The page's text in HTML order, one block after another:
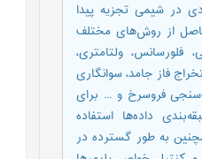
در شیمی تجزیه پیدا
از روش‌های مختلف
ولتامتری،
فاز جامد، سوانگاری
فروسرخ و ... برای
داده‌ها استفاده
به طور گسترده در